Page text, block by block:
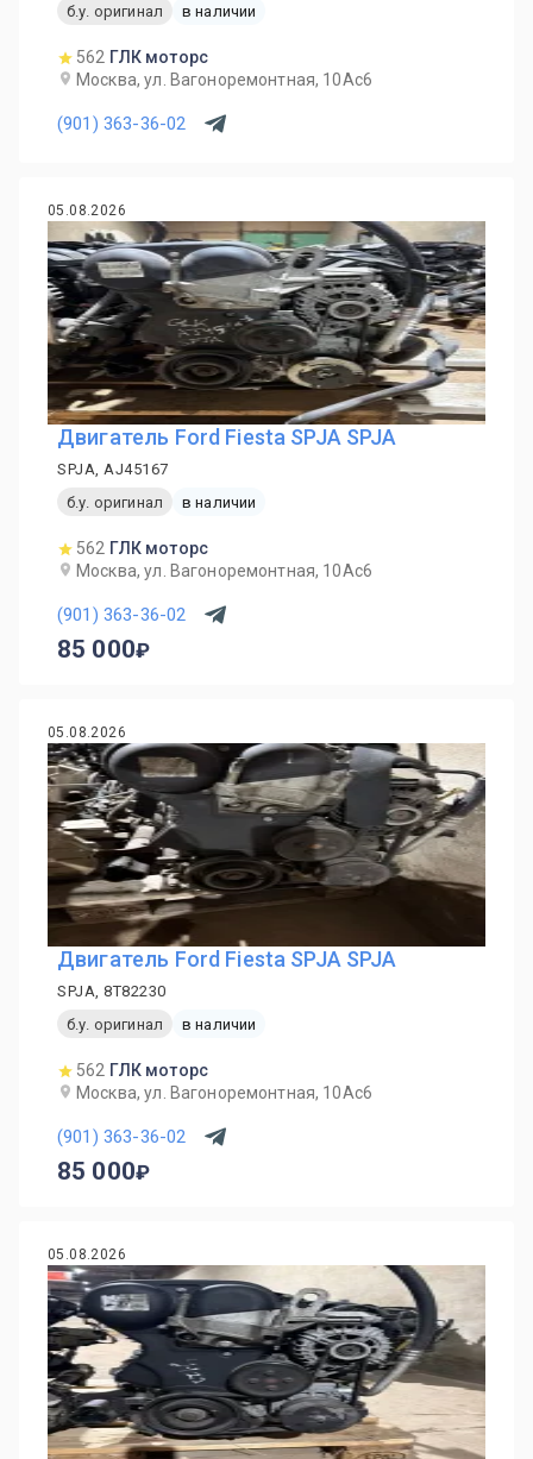
б.у. оригинал
в наличии
562 ГЛК моторс
Москва, ул. Вагоноремонтная, 10Ас6
(901) 363-36-02
05.08.2026
Двигатель Ford Fiesta SPJA SPJA
SPJA, AJ45167
б.у. оригинал
в наличии
562 ГЛК моторс
Москва, ул. Вагоноремонтная, 10Ас6
(901) 363-36-02
85 000
05.08.2026
Двигатель Ford Fiesta SPJA SPJA
SPJA, 8T82230
б.у. оригинал
в наличии
562 ГЛК моторс
Москва, ул. Вагоноремонтная, 10Ас6
(901) 363-36-02
85 000
05.08.2026